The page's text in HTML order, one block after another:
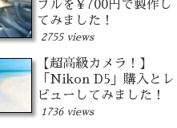
ブルを¥700円で製作し
てみました！
2755 views
【超高級カメラ！】
「Nikon D5」購入とレ
ビューしてみました！
1736 views